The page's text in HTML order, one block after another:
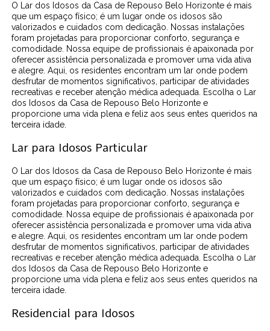
O Lar dos Idosos da Casa de Repouso Belo Horizonte é mais
que um espaço físico; é um lugar onde os idosos são
valorizados e cuidados com dedicação. Nossas instalações
foram projetadas para proporcionar conforto, segurança e
comodidade. Nossa equipe de profissionais é apaixonada por
oferecer assistência personalizada e promover uma vida ativa
e alegre. Aqui, os residentes encontram um lar onde podem
desfrutar de momentos significativos, participar de atividades
recreativas e receber atenção médica adequada. Escolha o Lar
dos Idosos da Casa de Repouso Belo Horizonte e
proporcione uma vida plena e feliz aos seus entes queridos na
terceira idade.
Lar para Idosos Particular
O Lar dos Idosos da Casa de Repouso Belo Horizonte é mais
que um espaço físico; é um lugar onde os idosos são
valorizados e cuidados com dedicação. Nossas instalações
foram projetadas para proporcionar conforto, segurança e
comodidade. Nossa equipe de profissionais é apaixonada por
oferecer assistência personalizada e promover uma vida ativa
e alegre. Aqui, os residentes encontram um lar onde podem
desfrutar de momentos significativos, participar de atividades
recreativas e receber atenção médica adequada. Escolha o Lar
dos Idosos da Casa de Repouso Belo Horizonte e
proporcione uma vida plena e feliz aos seus entes queridos na
terceira idade.
Residencial para Idosos